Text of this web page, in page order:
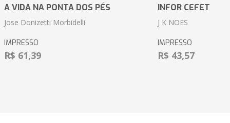
A VIDA NA PONTA DOS PÉS
Jose Donizetti Morbidelli
IMPRESSO
R$ 61,39
INFOR CEFET
J K NOES
IMPRESSO
R$ 43,57